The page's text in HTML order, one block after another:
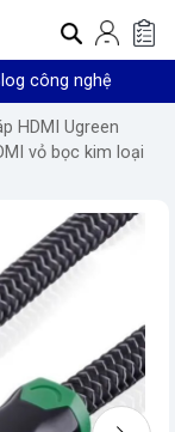
công nghệ
HDMI Ugreen